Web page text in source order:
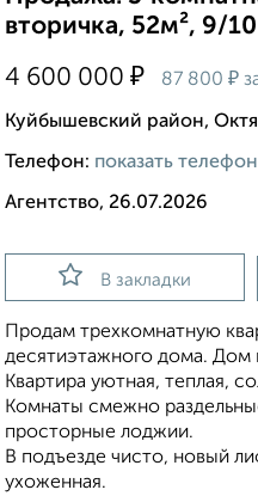
вторичка, 52м², 9/
4 600 000 ₽ 87 800 ₽
Куйбышевский район,
Телефон: показать телефон
Агентство, 26.07.2026
В закладки
Продам трехкомнатную
десятиэтажного дома. Дом
Квартира уютная, теплая,
Комнаты смежно
просторные лоджии.
В подъезде чисто, новый
ухоженная.